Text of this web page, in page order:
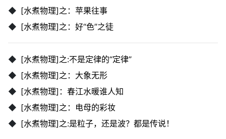
◆ [水煮物理]之：苹果往事
◆ [水煮物理]之：好“色”之徒
◆ [水煮物理]之:不是定律的“定律”
◆ [水煮物理]之：大象无形
◆ [水煮物理]：春江水暖谁人知
◆ [水煮物理]之：电母的彩妆
◆ [水煮物理]之:是粒子，还是波？都是传说！